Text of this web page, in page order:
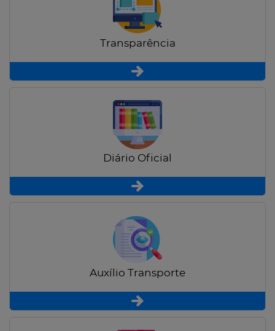
Transparência
Diário Oficial
Auxílio Transporte